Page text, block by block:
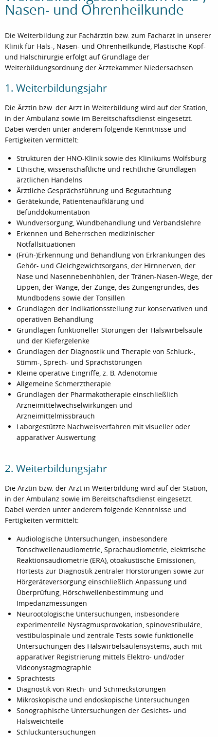
Nasen- und Ohrenheilkunde
Die Weiterbildung zur Fachärztin bzw. zum Facharzt in unserer
Klinik für Hals-, Nasen- und Ohrenheilkunde, Plastische Kopf-
und Halschirurgie erfolgt auf Grundlage der
Weiterbildungsordnung der Ärztekammer Niedersachsen.
1. Weiterbildungsjahr
Die Ärztin bzw. der Arzt in Weiterbildung wird auf der Station,
in der Ambulanz sowie im Bereitschaftsdienst eingesetzt.
Dabei werden unter anderem folgende Kenntnisse und
Fertigkeiten vermittelt:
Strukturen der HNO-Klinik sowie des Klinikums Wolfsburg
Ethische, wissenschaftliche und rechtliche Grundlagen
ärztlichen Handelns
Ärztliche Gesprächsführung und Begutachtung
Gerätekunde, Patientenaufklärung und
Befunddokumentation
Wundversorgung, Wundbehandlung und Verbandslehre
Erkennen und Beherrschen medizinischer
Notfallsituationen
(Früh-)Erkennung und Behandlung von Erkrankungen des
Gehör- und Gleichgewichtsorgans, der Hirnnerven, der
Nase und Nasennebenhöhlen, der Tränen-Nasen-Wege, der
Lippen, der Wange, der Zunge, des Zungengrundes, des
Mundbodens sowie der Tonsillen
Grundlagen der Indikationsstellung zur konservativen und
operativen Behandlung
Grundlagen funktioneller Störungen der Halswirbelsäule
und der Kiefergelenke
Grundlagen der Diagnostik und Therapie von Schluck-,
Stimm-, Sprech- und Sprachstörungen
Kleine operative Eingriffe, z. B. Adenotomie
Allgemeine Schmerztherapie
Grundlagen der Pharmakotherapie einschließlich
Arzneimittelwechselwirkungen und
Arzneimittelmissbrauch
Laborgestützte Nachweisverfahren mit visueller oder
apparativer Auswertung
2. Weiterbildungsjahr
Die Ärztin bzw. der Arzt in Weiterbildung wird auf der Station,
in der Ambulanz sowie im Bereitschaftsdienst eingesetzt.
Dabei werden unter anderem folgende Kenntnisse und
Fertigkeiten vermittelt:
Audiologische Untersuchungen, insbesondere
Tonschwellenaudiometrie, Sprachaudiometrie, elektrische
Reaktionsaudiometrie (ERA), otoakustische Emissionen,
Hörtests zur Diagnostik zentraler Hörstörungen sowie zur
Hörgeräteversorgung einschließlich Anpassung und
Überprüfung, Hörschwellenbestimmung und
Impedanzmessungen
Neurootologische Untersuchungen, insbesondere
experimentelle Nystagmusprovokation, spinovestibuläre,
vestibulospinale und zentrale Tests sowie funktionelle
Untersuchungen des Halswirbelsäulensystems, auch mit
apparativer Registrierung mittels Elektro- und/oder
Videonystagmographie
Sprachtests
Diagnostik von Riech- und Schmeckstörungen
Mikroskopische und endoskopische Untersuchungen
Sonographische Untersuchungen der Gesichts- und
Halsweichteile
Schluckuntersuchungen